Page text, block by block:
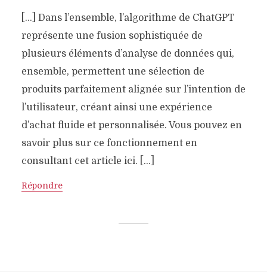
[…] Dans l’ensemble, l’algorithme de ChatGPT
représente une fusion sophistiquée de
plusieurs éléments d’analyse de données qui,
ensemble, permettent une sélection de
produits parfaitement alignée sur l’intention de
l’utilisateur, créant ainsi une expérience
d’achat fluide et personnalisée. Vous pouvez en
savoir plus sur ce fonctionnement en
consultant cet article ici. […]
Répondre